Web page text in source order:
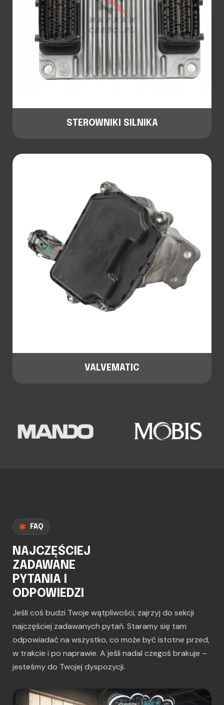
STEROWNIKI SILNIKA
VALVEMATIC
FAQ
NAJCZĘŚCIEJ
ZADAWANE
PYTANIA I
ODPOWIEDZI
Jeśli coś budzi Twoje wątpliwości, zajrzyj do sekcji
najczęściej zadawanych pytań. Staramy się tam
odpowiadać na wszystko, co może być istotne przed,
w trakcie i po naprawie. A jeśli nadal czegoś brakuje –
jesteśmy do Twojej dyspozycji.